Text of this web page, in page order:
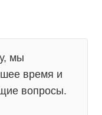
мы
время и
вопросы.